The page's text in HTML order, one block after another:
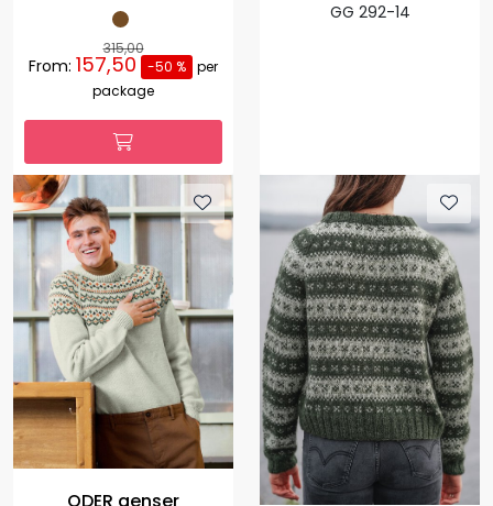
315,00
From: 157,50 -50 % per
package
GG 292-14
ODER genser